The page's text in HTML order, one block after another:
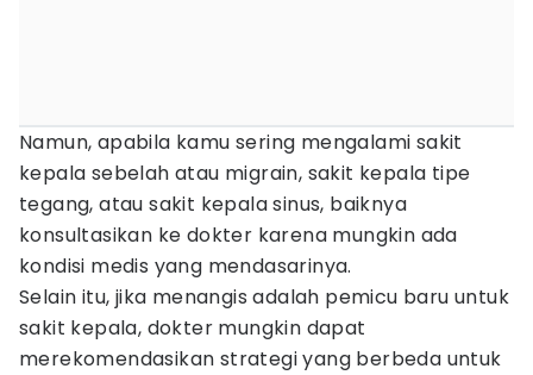
Namun, apabila kamu sering mengalami sakit
kepala sebelah atau migrain, sakit kepala tipe
tegang, atau sakit kepala sinus, baiknya
konsultasikan ke dokter karena mungkin ada
kondisi medis yang mendasarinya.
Selain itu, jika menangis adalah pemicu baru untuk
sakit kepala, dokter mungkin dapat
merekomendasikan strategi yang berbeda untuk